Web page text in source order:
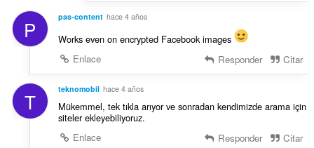
P pas-content hace 4 años
Works even on encrypted Facebook images
Enlace
Responder Citar
T teknomobil hace 4 años
Mükemmel, tek tıkla arıyor ve sonradan kendimizde arama için
siteler ekleyebiliyoruz.
Enlace
Responder Citar